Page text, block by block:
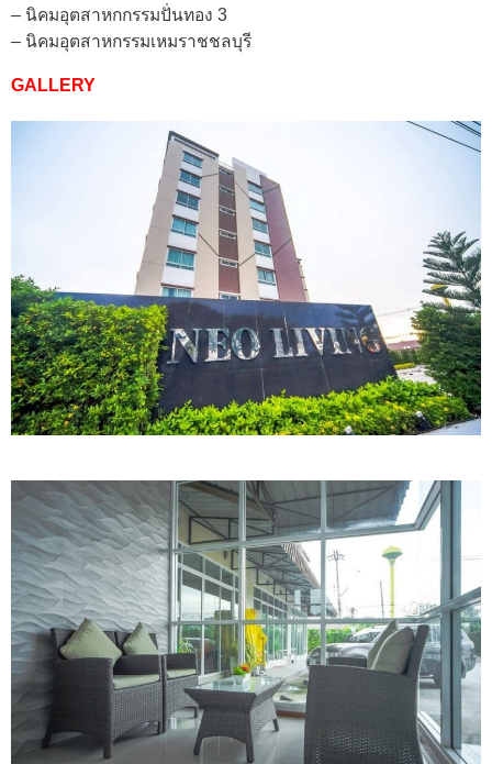
– นิคมอุตสาหกกรรมปั่นทอง 3
– นิคมอุตสาหกรรมเหมราชชลบุรี
GALLERY